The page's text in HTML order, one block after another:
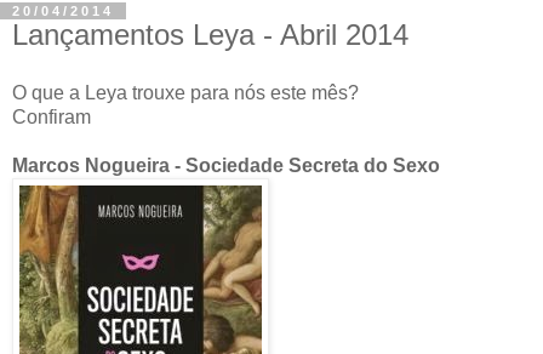
20/04/2014
Lançamentos Leya - Abril 2014
O que a Leya trouxe para nós este mês?
Confiram
Marcos Nogueira - Sociedade Secreta do Sexo